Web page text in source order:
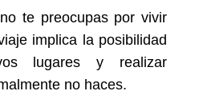
te preocupas por vivir
implica la posibilidad
lugares y realizar
no haces.